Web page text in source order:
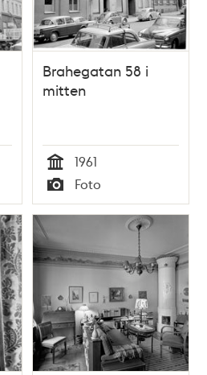
Brahegatan 58 i
mitten
Tid
1961
Typ
Foto